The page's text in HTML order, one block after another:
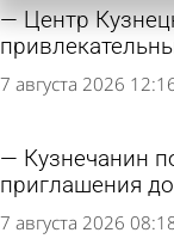
Центр
7 августа 2026
Кузнечанин
приглашения
7 августа 2026